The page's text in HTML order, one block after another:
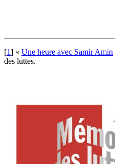
[1] « Une heure avec Samir Amin
des luttes.